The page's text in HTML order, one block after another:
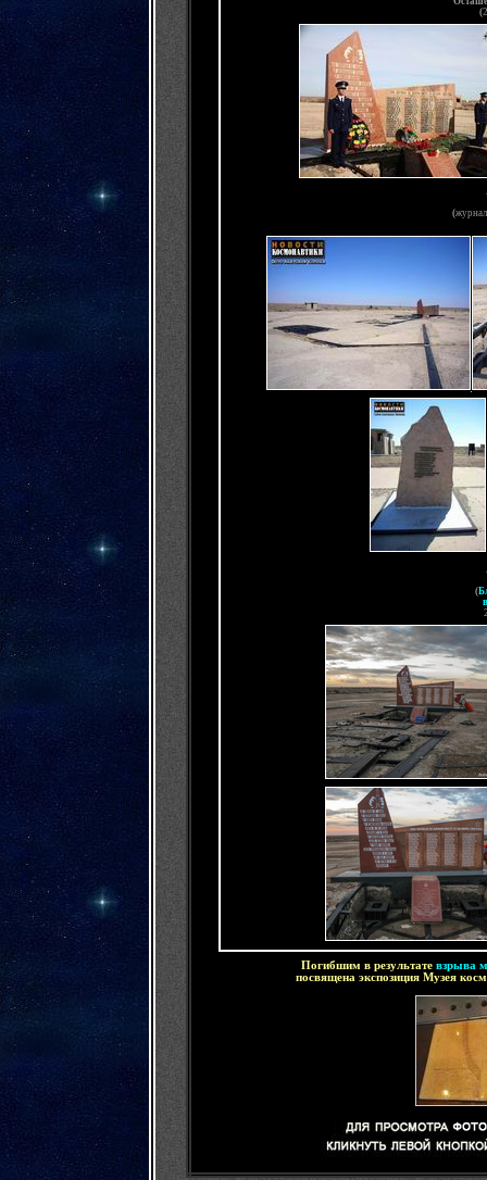
(
(журнал
(
Погибшим в результате взрыва
посвящена экспозиция Музея